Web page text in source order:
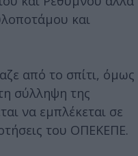
και
από το σπίτι, όμως
σύλληψη της
να εμπλέκεται σε
του ΟΠΕΚΕΠΕ.